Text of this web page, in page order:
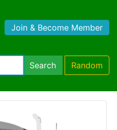
Join & Become Member
Search Random